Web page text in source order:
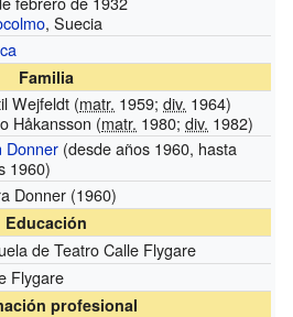
, Suecia
Familia
Wejfeldt (matr. 1959;div. 1964)
Håkansson (matr. 1980;div. 1982)
Donner (desde años 1960, hasta
1960)
Donner (1960)
Educación
de Teatro Calle Flygare
Flygare
profesional